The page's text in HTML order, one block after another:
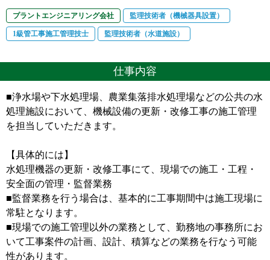
プラントエンジニアリング会社 監理技術者（機械器具設置）
1級管工事施工管理技士 監理技術者（水道施設）
仕事内容
■浄水場や下水処理場、農業集落排水処理場などの公共の水
処理施設において、機械設備の更新・改修工事の施工管理
を担当していただきます。
【具体的には】
水処理機器の更新・改修工事にて、現場での施工・工程・
安全面の管理・監督業務
■監督業務を行う場合は、基本的に工事期間中は施工現場に
常駐となります。
■現場での施工管理以外の業務として、勤務地の事務所にお
いて工事案件の計画、設計、積算などの業務を行なう可能
性があります。